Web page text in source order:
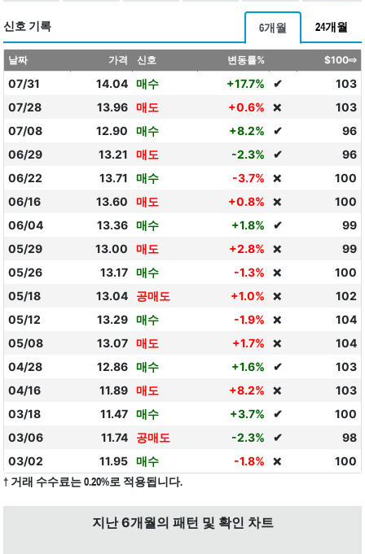
신호 기록 6개월 24개월
날짜 가격 신호 변동률% $100⇨
07/31 14.04 매수 +17.7% ✔
103
07/28
13.96 매도 +0.6% ❌
103
07/08
12.90 매수 +8.2% ✔
96
06/29
13.21 매도 -2.3% ✔
96
06/22
13.71 매수 -3.7% ❌
100
06/16
13.60 매도 +0.8% ❌
100
06/04
13.36 매수 +1.8% ✔
99
05/29
13.00 매도 +2.8% ❌
99
05/26
13.17 매수 -1.3% ❌
100
05/18
13.04 공매도 +1.0% ❌
102
05/12
13.29 매수 -1.9% ❌
104
05/08
13.07 매도 +1.7% ❌
104
04/28
12.86 매수 +1.6% ✔
103
04/16
11.89 매도 +8.2% ❌
103
03/18
11.47 매수 +3.7% ✔
100
03/06
11.74 공매도 -2.3% ✔
98
03/02
11.95 매수 -1.8% ❌ 100
† 거래 수수료는 0.20%로 적용됩니다.
지난 6개월의 패턴 및 확인 차트